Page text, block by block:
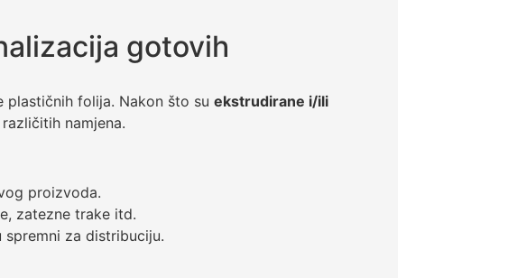
gotovih
plastičnih folija. Nakon što suekstrudirane i/ili
namjena.
proizvoda.
zatezne trake itd.
za distribuciju.